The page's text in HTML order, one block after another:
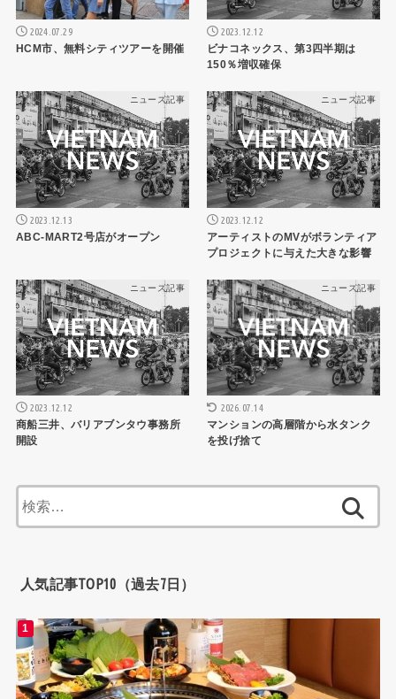
2024.07.29
HCM市、無料シティツアーを開催
2023.12.12
ビナコネックス、第3四半期は
150％増収確保
ニュース記事
2023.12.13
ABC-MART2号店がオープン
ニュース記事
2023.12.12
アーティストのMVがボランティア
プロジェクトに与えた大きな影響
ニュース記事
2023.12.12
商船三井、バリアブンタウ事務所
開設
ニュース記事
2026.07.14
マンションの高層階から水タンク
を投げ捨て
索:
人気記事TOP10（過去7日）